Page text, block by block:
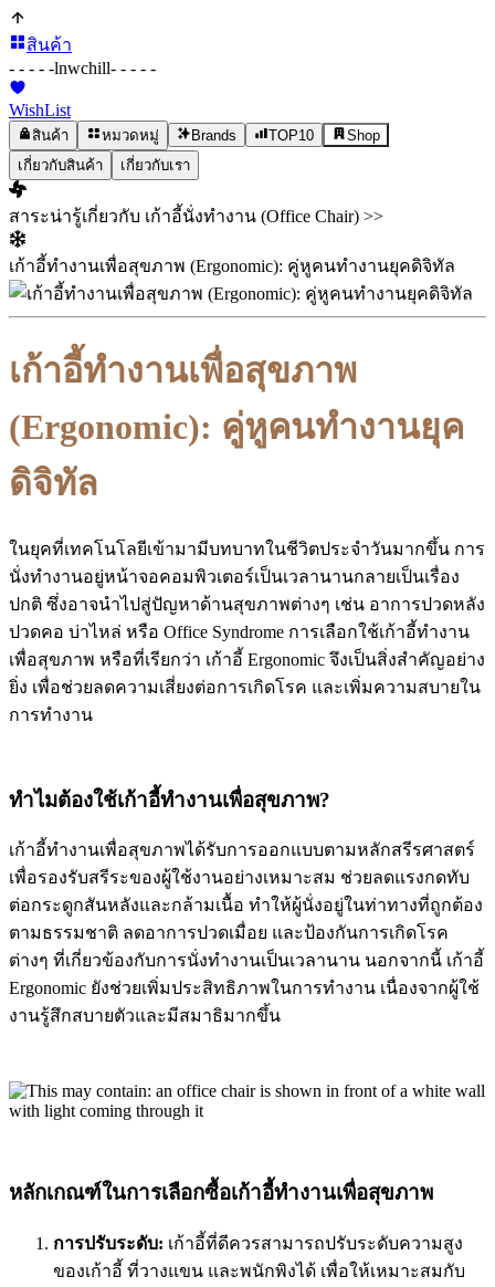
สินค้า
- - - - -lnwchill- - - - -
WishList
สินค้า หมวดหมู่ Brands TOP10
Shop
เกี่ยวกับสินค้า
เกี่ยวกับเรา
สาระน่ารู้เกี่ยวกับ เก้าอี้นั่งทำงาน (Office Chair) >>
เก้าอี้ทำงานเพื่อสุขภาพ (Ergonomic): คู่หูคนทำงานยุคดิจิทัล
เก้าอี้ทำงานเพื่อสุขภาพ
(Ergonomic): คู่หูคนทำงานยุค
ดิจิทัล
ในยุคที่เทคโนโลยีเข้ามามีบทบาทในชีวิตประจำวันมากขึ้น การ
นั่งทำงานอยู่หน้าจอคอมพิวเตอร์เป็นเวลานานกลายเป็นเรื่อง
ปกติ ซึ่งอาจนำไปสู่ปัญหาด้านสุขภาพต่างๆ เช่น อาการปวดหลัง
ปวดคอ บ่าไหล่ หรือ Office Syndrome การเลือกใช้เก้าอี้ทำงาน
เพื่อสุขภาพ หรือที่เรียกว่า เก้าอี้ Ergonomic จึงเป็นสิ่งสำคัญอย่าง
ยิ่ง เพื่อช่วยลดความเสี่ยงต่อการเกิดโรค และเพิ่มความสบายใน
การทำงาน
ทำไมต้องใช้เก้าอี้ทำงานเพื่อสุขภาพ?
เก้าอี้ทำงานเพื่อสุขภาพได้รับการออกแบบตามหลักสรีรศาสตร์
เพื่อรองรับสรีระของผู้ใช้งานอย่างเหมาะสม ช่วยลดแรงกดทับ
ต่อกระดูกสันหลังและกล้ามเนื้อ ทำให้ผู้นั่งอยู่ในท่าทางที่ถูกต้อง
ตามธรรมชาติ ลดอาการปวดเมื่อย และป้องกันการเกิดโรค
ต่างๆ ที่เกี่ยวข้องกับการนั่งทำงานเป็นเวลานาน นอกจากนี้ เก้าอี้
Ergonomic ยังช่วยเพิ่มประสิทธิภาพในการทำงาน เนื่องจากผู้ใช้
งานรู้สึกสบายตัวและมีสมาธิมากขึ้น
หลักเกณฑ์ในการเลือกซื้อเก้าอี้ทำงานเพื่อสุขภาพ
การปรับระดับ: เก้าอี้ที่ดีควรสามารถปรับระดับความสูง
ของเก้าอี้ ที่วางแขน และพนักพิงได้ เพื่อให้เหมาะสมกับ